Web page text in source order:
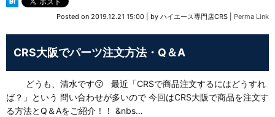
Posted on 2019.12.21 15:00 by ハイエース専門店CRS Perma Link
CRS大阪でパーツ注文方法・Q＆A
どうも、清水です😗 最近「CRSで商品注文するにはどうすれ
ば？」という 問い合わせが多いので 今回はCRS大阪で商品を注文す
る方法とQ＆Aをご紹介！！ &nbs…